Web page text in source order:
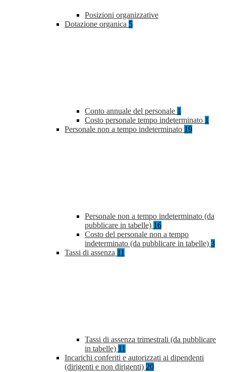
Posizioni organizzative
Dotazione organica 5
Conto annuale del personale 1
Costo personale tempo indeterminato 1
Personale non a tempo indeterminato 19
Personale non a tempo indeterminato (da
pubblicare in tabelle) 16
Costo del personale non a tempo
indeterminato (da pubblicare in tabelle) 3
Tassi di assenza 11
Tassi di assenza trimestrali (da pubblicare
in tabelle) 11
Incarichi conferiti e autorizzati ai dipendenti
(dirigenti e non dirigenti) 20